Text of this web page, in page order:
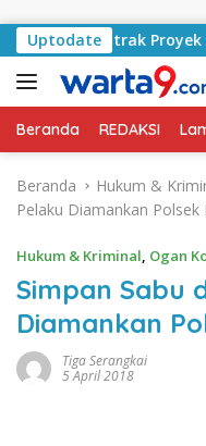
Uptodate
Kontrak Proyek
Beranda REDAKSI
Beranda Hukum &
Pelaku Diamankan Polsek
Hukum & Kriminal, Ogan
Simpan Sabu
Diamankan
Tiga Serangkai
5 April 2018